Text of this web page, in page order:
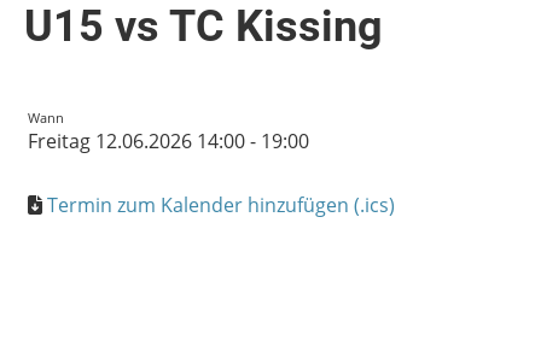
U15 vs TC Kissing
Wann
Freitag 12.06.2026 14:00 - 19:00
Termin zum Kalender hinzufügen (.ics)